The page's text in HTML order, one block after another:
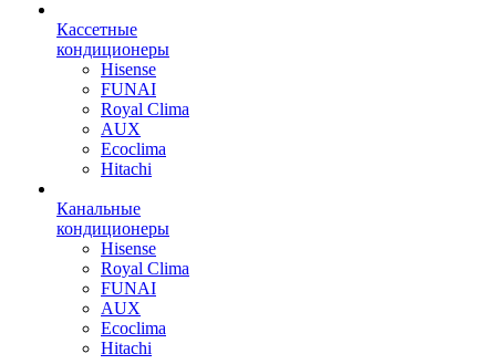
Кассетные
кондиционеры
Hisense
FUNAI
Royal Clima
AUX
Ecoclima
Hitachi
Канальные
кондиционеры
Hisense
Royal Clima
FUNAI
AUX
Ecoclima
Hitachi